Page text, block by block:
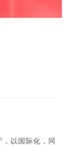
以国际化，同